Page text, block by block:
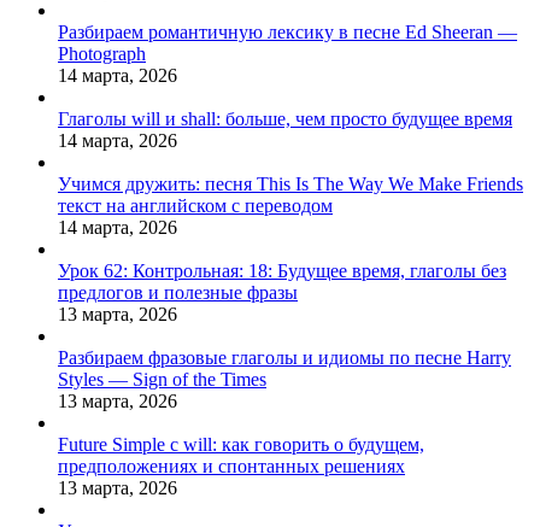
Разбираем романтичную лексику в песне Ed Sheeran —
Photograph
14 марта, 2026
Глаголы will и shall: больше, чем просто будущее время
14 марта, 2026
Учимся дружить: песня This Is The Way We Make Friends
текст на английском с переводом
14 марта, 2026
Урок 62: Контрольная: 18: Будущее время, глаголы без
предлогов и полезные фразы
13 марта, 2026
Разбираем фразовые глаголы и идиомы по песне Harry
Styles — Sign of the Times
13 марта, 2026
Future Simple с will: как говорить о будущем,
предположениях и спонтанных решениях
13 марта, 2026